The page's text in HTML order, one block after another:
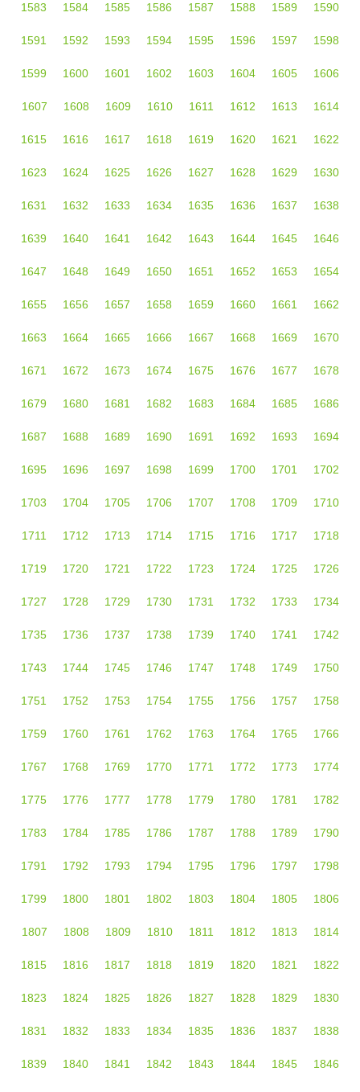
1583 1584 1585 1586 1587 1588 1589 1590
1591 1592 1593 1594 1595 1596 1597 1598
1599 1600 1601 1602 1603 1604 1605 1606
1607 1608 1609 1610 1611 1612 1613 1614
1615 1616 1617 1618 1619 1620 1621 1622
1623 1624 1625 1626 1627 1628 1629 1630
1631 1632 1633 1634 1635 1636 1637 1638
1639 1640 1641 1642 1643 1644 1645 1646
1647 1648 1649 1650 1651 1652 1653 1654
1655 1656 1657 1658 1659 1660 1661 1662
1663 1664 1665 1666 1667 1668 1669 1670
1671 1672 1673 1674 1675 1676 1677 1678
1679 1680 1681 1682 1683 1684 1685 1686
1687 1688 1689 1690 1691 1692 1693 1694
1695 1696 1697 1698 1699 1700 1701 1702
1703 1704 1705 1706 1707 1708 1709 1710
1711 1712 1713 1714 1715 1716 1717 1718
1719 1720 1721 1722 1723 1724 1725 1726
1727 1728 1729 1730 1731 1732 1733 1734
1735 1736 1737 1738 1739 1740 1741 1742
1743 1744 1745 1746 1747 1748 1749 1750
1751 1752 1753 1754 1755 1756 1757 1758
1759 1760 1761 1762 1763 1764 1765 1766
1767 1768 1769 1770 1771 1772 1773 1774
1775 1776 1777 1778 1779 1780 1781 1782
1783 1784 1785 1786 1787 1788 1789 1790
1791 1792 1793 1794 1795 1796 1797 1798
1799 1800 1801 1802 1803 1804 1805 1806
1807 1808 1809 1810 1811 1812 1813 1814
1815 1816 1817 1818 1819 1820 1821 1822
1823 1824 1825 1826 1827 1828 1829 1830
1831 1832 1833 1834 1835 1836 1837 1838
1839 1840 1841 1842 1843 1844 1845 1846